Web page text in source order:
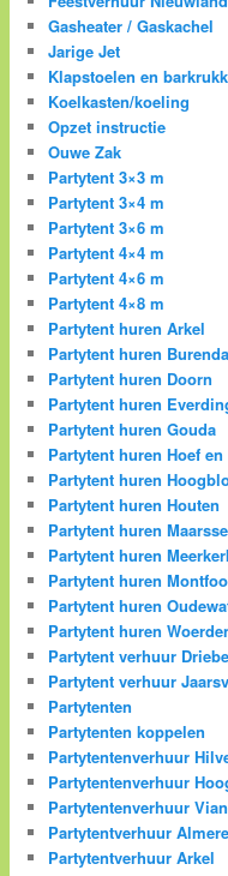
Gasheater / Gaskachel
Jarige Jet
Klapstoelen en
Koelkasten/koeling
Opzet instructie
Ouwe Zak
Partytent 3×3 m
Partytent 3×4 m
Partytent 3×6 m
Partytent 4×4 m
Partytent 4×6 m
Partytent 4×8 m
Partytent huren Arkel
Partytent huren
Partytent huren Doorn
Partytent huren
Partytent huren Gouda
Partytent huren Hoef en
Partytent huren
Partytent huren Houten
Partytent huren
Partytent huren
Partytent huren
Partytent huren
Partytent huren
Partytent verhuur
Partytent verhuur
Partytenten
Partytenten koppelen
Partytentenverhuur
Partytentenverhuur
Partytentenverhuur
Partytentverhuur Almere
Partytentverhuur Arkel